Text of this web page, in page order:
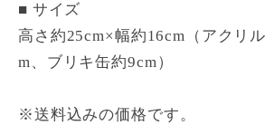
■ サイズ
高さ約25cm×幅約16cm（アクリ
m、ブリキ缶約9cm）
※送料込みの価格です。